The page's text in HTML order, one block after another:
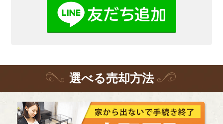
選べる売却方法